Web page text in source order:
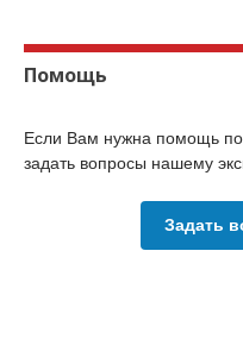
Помощь
Если Вам нужна помощь
задать вопросы нашему
Задать